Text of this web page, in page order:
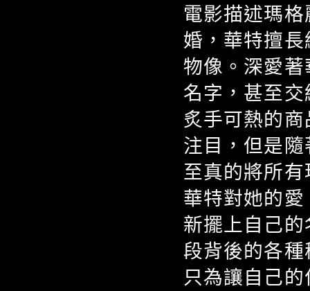
電影描述瑪
婚，華特擅
物像。深愛
名字，甚至
炙手可熱的
注目，但是
至真的將所
華特對她的
新擺上自己
段背後的各
只為讓自己